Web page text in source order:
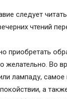
следует
чтений
приобретать
желательно. Во
лампаду,
а